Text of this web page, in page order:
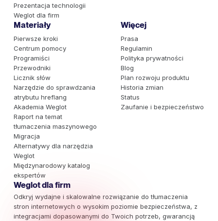
Prezentacja technologii
Weglot dla firm
Materiały
Pierwsze kroki
Centrum pomocy
Programiści
Przewodniki
Licznik słów
Narzędzie do sprawdzania
atrybutu hreflang
Akademia Weglot
Raport na temat
tłumaczenia maszynowego
Migracja
Alternatywy dla narzędzia
Weglot
Międzynarodowy katalog
ekspertów
Więcej
Prasa
Regulamin
Polityka prywatności
Blog
Plan rozwoju produktu
Historia zmian
Status
Zaufanie i bezpieczeństwo
Weglot dla firm
Odkryj wydajne i skalowalne rozwiązanie do tłumaczenia
stron internetowych o wysokim poziomie bezpieczeństwa, z
integracjami dopasowanymi do Twoich potrzeb, gwarancją